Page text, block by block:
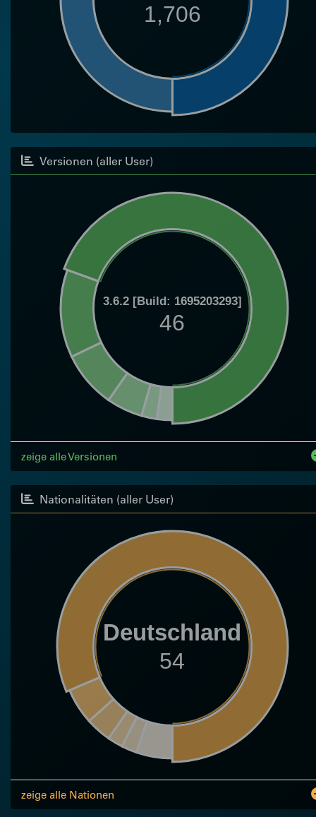
1,706
Versionen (aller User)
3.6.2 [Build: 1695203293]
46
zeige alle Versionen
Nationalitäten (aller User)
Deutschland
54
zeige alle Nationen